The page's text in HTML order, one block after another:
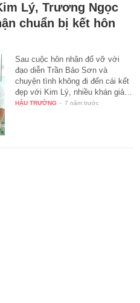
Lý, Trương Ngọc
chuẩn bị kết hôn
Sau cuộc hôn nhân đổ vỡ với
đạo diễn Trần Bảo Sơn và
chuyện tình không đi đến cái kết
đẹp với Kim Lý, nhiều khán giả…
HẬU TRƯỜNG - 7 năm trước